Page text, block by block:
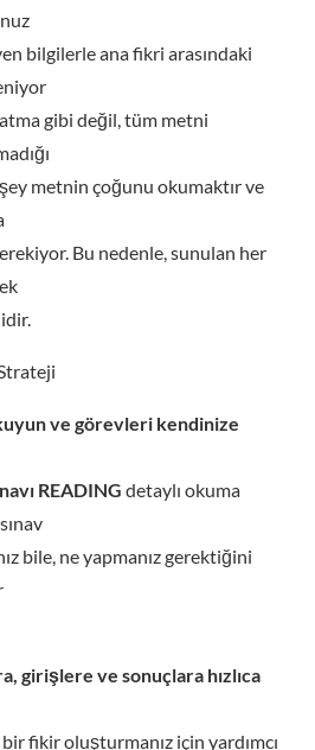
bilgilerle ana fikri arasındaki
gibi değil, tüm metni
metnin çoğunu okumaktır ve
Bu nedenle, sunulan her
ve görevleri kendinize
READING detaylı okuma
bile, ne yapmanız gerektiğini
girişlere ve sonuçlara hızlıca
fikir oluşturmanız için yardımcı